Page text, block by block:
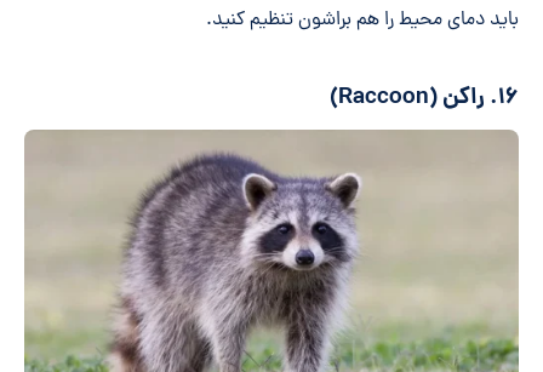
باید دمای محیط را هم براشون تنظیم کنید.
۱۶. راکن (Raccoon)